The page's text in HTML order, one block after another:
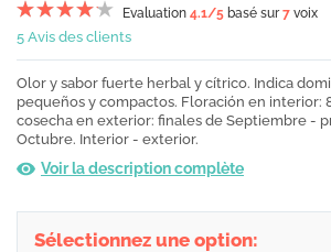
Evaluation 4.1/5 basé sur7 voix
5 Avis des clients
Olor y sabor fuerte herbal y cítrico. Indica
pequeños y compactos. Floración en interior:
cosecha en exterior: finales de Septiembre -
Octubre. Interior - exterior.
Voir la description complète
Sélectionnez une option: